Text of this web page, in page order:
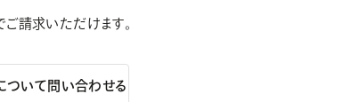
ご請求いただけます。
ついて問い合わせる